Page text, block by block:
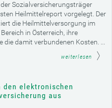
Sozialversicherungsträger
Heilmittelreport vorgelegt. Der
die Heilmittelversorgung im
in Österreich, ihre
die damit verbundenen Kosten. ...
weiterlesen
den elektronischen
aus